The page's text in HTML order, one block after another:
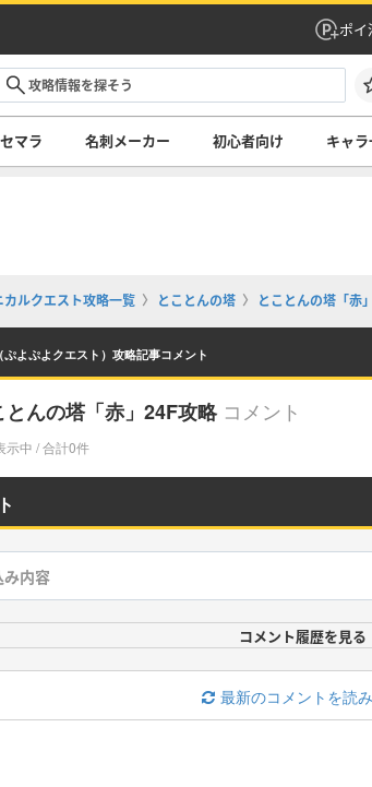
ポイ
マラ 名刺メーカー 初心者向け キャ
カルクエスト攻略一覧 とことんの塔 とことんの塔「赤
ぷよぷよクエスト）攻略記事コメント
とんの塔「赤」24F攻略 コメント
示中 / 合計0件
コメント履歴を見る
最新のコメントを読